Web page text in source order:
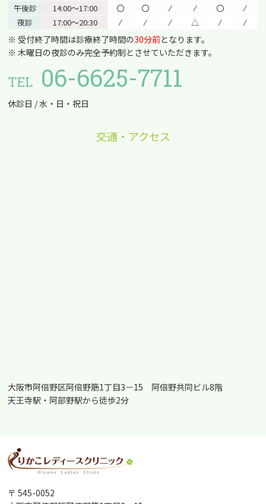
午後診
14:00〜17:00 〇 〇 ⁄ ⁄ 〇
⁄
夜診
17:00〜20:30 ⁄ ⁄ ⁄ △ ⁄ ⁄
※ 受付終了時間は診療終了時間の30分前となります。
※ 木曜日の夜診のみ完全予約制とさせていただきます。
TEL 06-6625-7711
休診日 / 水・日・祝日
交通・アクセス
大阪市阿倍野区阿倍野筋1丁目3－15 阿倍野共同ビル8階
天王寺駅・阿部野駅から徒歩2分
〒 545-0052